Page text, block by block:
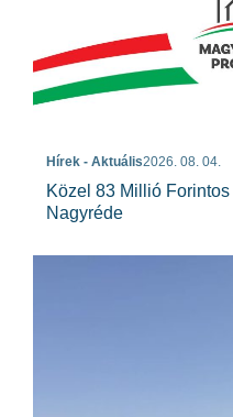
Hírek - Aktuális2026. 08. 04.
Közel 83 Millió
Nagyréde